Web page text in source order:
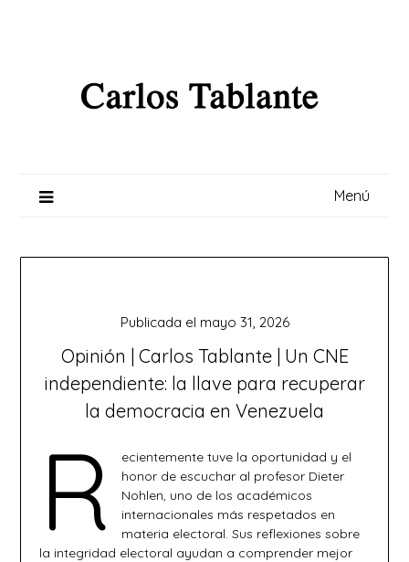
Menú
Opinión | Carlos Tablante | Un CNE
independiente: la llave para recuperar
la democracia en Venezuela
Publicada el mayo 31, 2026
R
ecientemente tuve la oportunidad y el
honor de escuchar al profesor Dieter
Nohlen, uno de los académicos
internacionales más respetados en
materia electoral. Sus reflexiones sobre
la integridad electoral ayudan a comprender mejor